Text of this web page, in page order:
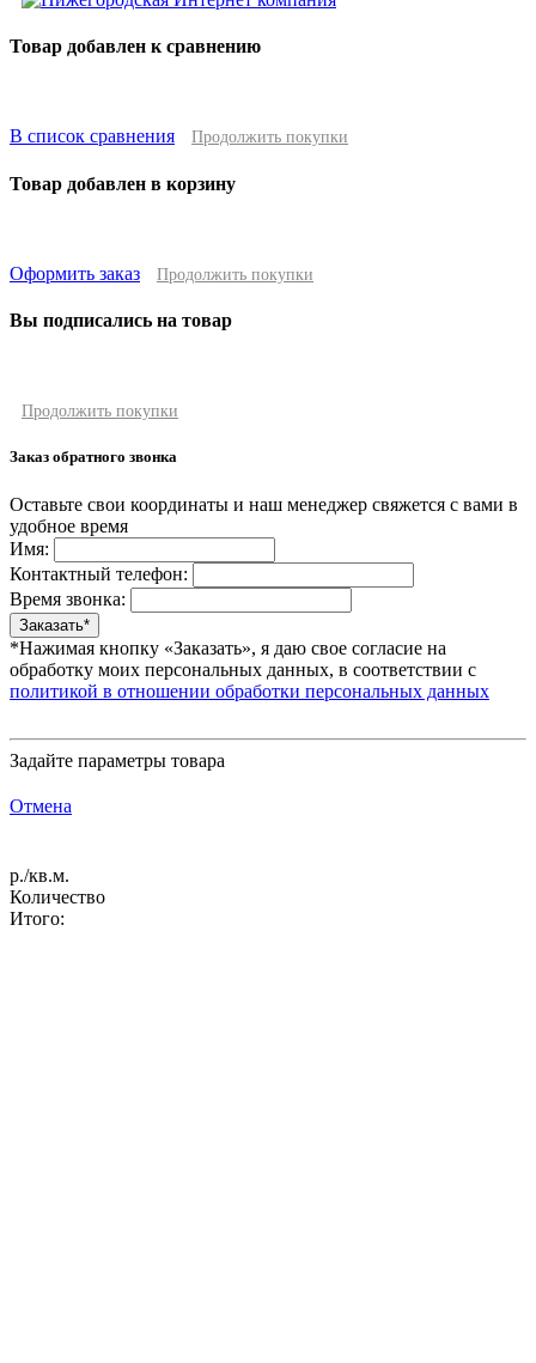
Товар добавлен к сравнению
В список сравнения Продолжить покупки
Товар добавлен в корзину
Оформить заказ Продолжить покупки
Вы подписались на товар
Продолжить покупки
Заказ обратного звонка
Оставьте свои координаты и наш менеджер свяжется с вами в
удобное время
Имя:
Контактный телефон:
Время звонка:
*Нажимая кнопку «Заказать», я даю свое согласие на
обработку моих персональных данных, в соответствии с
политикой в отношении обработки персональных данных
Задайте параметры товара
Отмена
р./кв.м.
Количество
Итого: